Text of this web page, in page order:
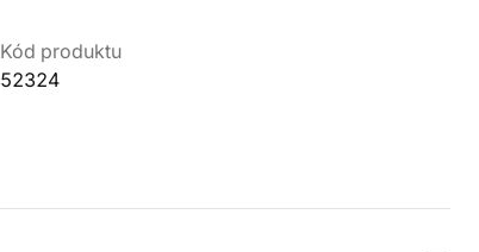
Kód produktu
52324